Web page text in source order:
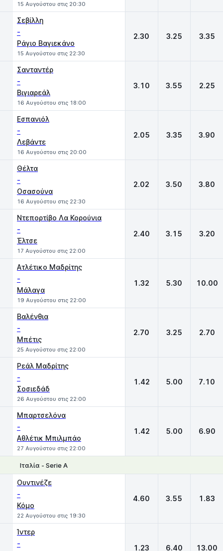
15 Αυγούστου στις 20:30
Σεβίλλη
-
Ράγιο Βαγιεκάνο
15 Αυγούστου στις 22:30
2.30 3.25 3.35
Σανταντέρ
-
Βιγιαρεάλ
16 Αυγούστου στις 18:00
3.10 3.55 2.25
Εσπανιόλ
-
Λεβάντε
16 Αυγούστου στις 20:00
2.05 3.35 3.90
Θέλτα
-
Οσασούνα
16 Αυγούστου στις 22:30
2.02 3.50 3.80
Ντεπορτίβο Λα Κορούνια
-
Έλτσε
17 Αυγούστου στις 22:00
2.40 3.15 3.20
Ατλέτικο Μαδρίτης
-
Μάλαγα
19 Αυγούστου στις 22:00
1.32 5.30 10.00
Βαλένθια
-
Μπέτις
25 Αυγούστου στις 22:00
2.70 3.25 2.70
Ρεάλ Μαδρίτης
-
Σοσιεδάδ
26 Αυγούστου στις 22:00
1.42 5.00 7.10
Μπαρτσελόνα
-
Αθλέτικ Μπιλμπάο
27 Αυγούστου στις 22:00
1.42 5.00 6.90
Ιταλία - Serie A
Ουντινέζε
-
Κόμο
22 Αυγούστου στις 19:30
4.60 3.55 1.83
Ίντερ
- 1.23 6.40 13.00